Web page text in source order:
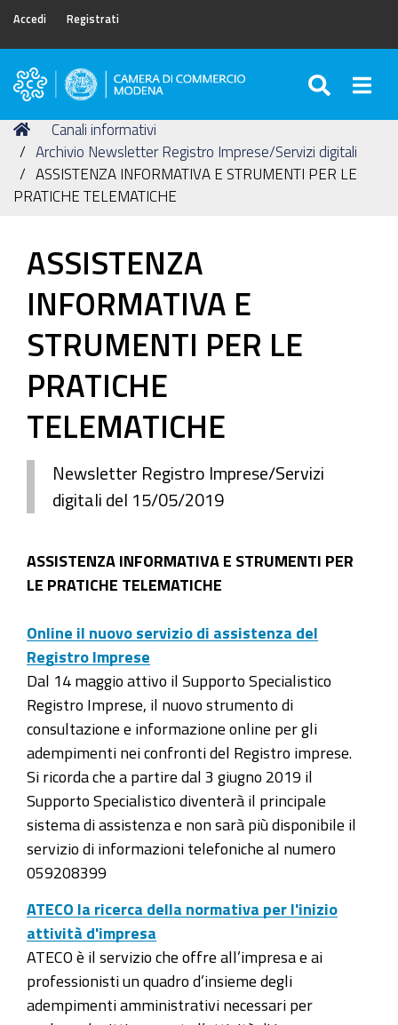
Accedi Registrati
Camera
Commercio
di
Modena
Tu
sei
qui:
Home
Canali informativi
Archivio Newsletter Registro Imprese/Servizi digitali
ASSISTENZA INFORMATIVA E STRUMENTI PER LE
PRATICHE TELEMATICHE
ASSISTENZA
INFORMATIVA E
STRUMENTI PER LE
PRATICHE
TELEMATICHE
Newsletter Registro Imprese/Servizi
digitali del 15/05/2019
ASSISTENZA INFORMATIVA E STRUMENTI PER
LE PRATICHE TELEMATICHE
Online il nuovo servizio di assistenza del
Registro Imprese
Dal 14 maggio attivo il Supporto Specialistico
Registro Imprese, il nuovo strumento di
consultazione e informazione online per gli
adempimenti nei confronti del Registro imprese.
Si ricorda che a partire dal 3 giugno 2019 il
Supporto Specialistico diventerà il principale
sistema di assistenza e non sarà più disponibile il
servizio di informazioni telefoniche al numero
059208399
ATECO la ricerca della normativa per l'inizio
attività d'impresa
ATECO è il servizio che offre all’impresa e ai
professionisti un quadro d’insieme degli
adempimenti amministrativi necessari per